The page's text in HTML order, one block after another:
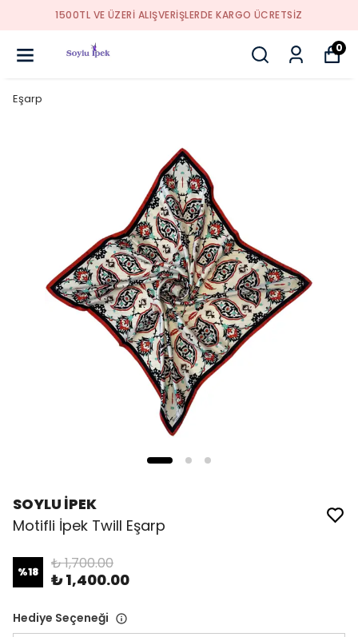
1500TL VE ÜZERİ ALIŞVERİŞLERDE KARGO ÜCRETSİZ
0
Eşarp
SOYLU İPEK
Motifli İpek Twill Eşarp
%18 ₺ 1,700.00
₺ 1,400.00
Hediye Seçeneği